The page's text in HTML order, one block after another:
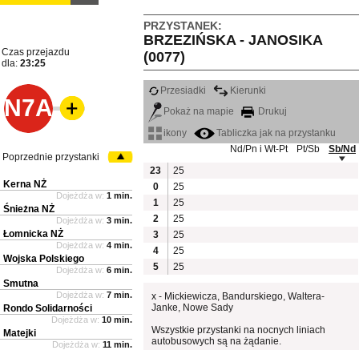
PRZYSTANEK:
BRZEZIŃSKA - JANOSIKA
(0077)
Czas przejazdu
dla: 23:25
N7A
Przesiadki
Kierunki
Pokaż na mapie
Drukuj
ikony
Tabliczka jak na przystanku
Nd/Pn i Wt-Pt
Pt/Sb
Sb/Nd
23
25
0
25
1
25
2
25
3
25
4
25
5
25
x - Mickiewicza, Bandurskiego, Waltera-
Janke, Nowe Sady
Wszystkie przystanki na nocnych liniach
autobusowych są na żądanie.
Poprzednie przystanki
Kerna NŻ
Dojeżdża w: 1 min.
Śnieżna NŻ
Dojeżdża w: 3 min.
Łomnicka NŻ
Dojeżdża w: 4 min.
Wojska Polskiego
Dojeżdża w: 6 min.
Smutna
Dojeżdża w: 7 min.
Rondo Solidarności
Dojeżdża w: 10 min.
Matejki
Dojeżdża w: 11 min.